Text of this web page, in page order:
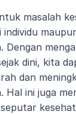
masalah
Dengan
dini, kita
dan
Hal ini juga